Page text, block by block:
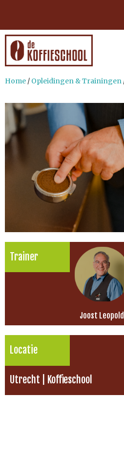
Home / Opleidingen & Trainingen
Trainer
Joost Leopold
Locatie
Utrecht | Koffieschool